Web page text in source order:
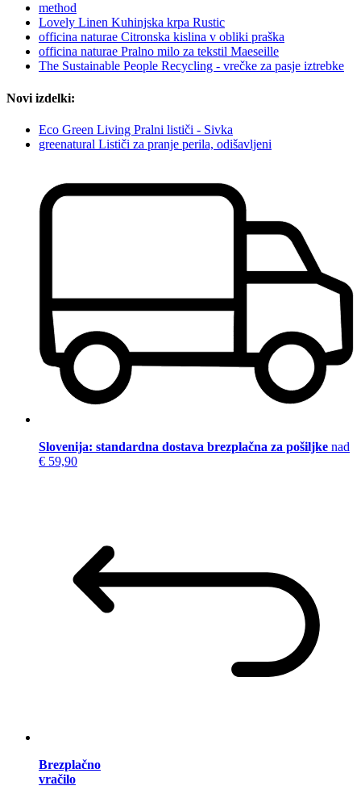
method
Lovely Linen Kuhinjska krpa Rustic
officina naturae Citronska kislina v obliki praška
officina naturae Pralno milo za tekstil Maeseille
The Sustainable People Recycling - vrečke za pasje iztrebke
Novi izdelki:
Eco Green Living Pralni lističi - Sivka
greenatural Lističi za pranje perila, odišavljeni
Slovenija: standardna dostava brezplačna za pošiljke nad
€ 59,90
Brezplačno
vračilo